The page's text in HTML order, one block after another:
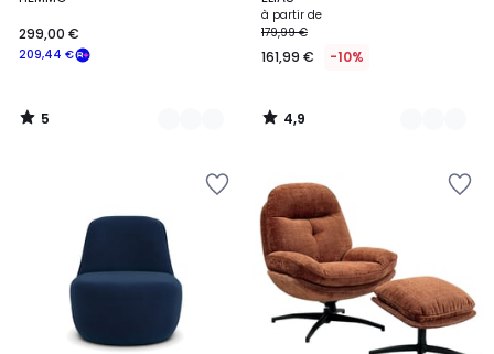
€
souscrivez
notre
programme
209,44 €
299,00 €
5
/
à partir de
179,99 €
161,99 € -10%
4,9
/